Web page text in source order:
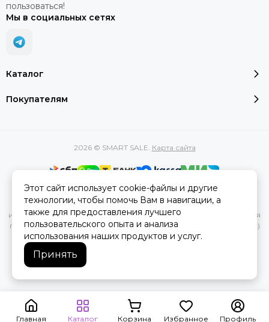
Каталог
Покупателям
пользоваться!
Мы в социальных сетях
2026 © SMART SALE. Карта сайта
Вся представленная на сайте информация, касающаяся
характеристик, стоимости товаров и услуг, носит
информационный характер и ни при каких условиях не является
публичной офертой, определяемой положениями Статьи 437(2)
Гражданского кодекса РФ.
Главная Каталог Корзина Избранное Профиль
Этот сайт использует cookie-файлы и другие
технологии, чтобы помочь Вам в навигации, а
также для предоставления лучшего
пользовательского опыта и анализа
использования наших продуктов и услуг.
Принять